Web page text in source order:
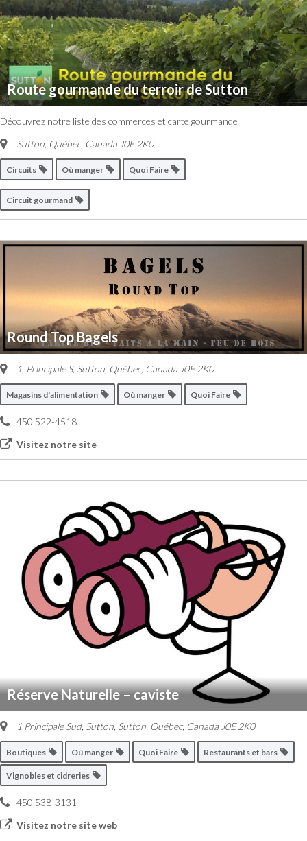
Route gourmande du terroir de Sutton
Découvrez notre liste des commerces et carte gourmande
Sutton, Québec, CanadaJ0E 2K0
Circuits Où manger Quoi Faire
Circuit gourmand
Round Top Bagels
1, Principale S, Sutton, Québec, Canada J0E 2K0
Magasins d'alimentation Où manger Quoi Faire
450 522-4518
Visitez notre site
Réserve Naturelle – caviste
1 Principale Sud, Sutton Sutton, Québec, Canada J0E 2K0
Boutiques Où manger Quoi Faire Restaurants et bars
Vignobles et cidreries
450 538-3131
Visitez notre site web